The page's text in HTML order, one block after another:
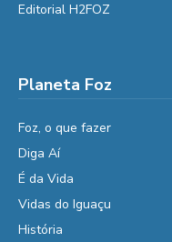
Editorial H2FOZ
Planeta Foz
Foz, o que fazer
Diga Aí
É da Vida
Vidas do Iguaçu
História